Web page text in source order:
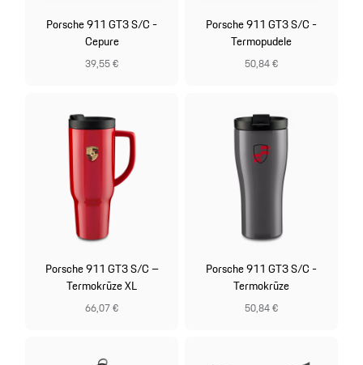
Porsche 911 GT3 S/C -
Cepure
39,55 €
Porsche 911 GT3 S/C -
Termopudele
50,84 €
Porsche 911 GT3 S/C –
Termokrūze XL
66,07 €
Porsche 911 GT3 S/C -
Termokrūze
50,84 €